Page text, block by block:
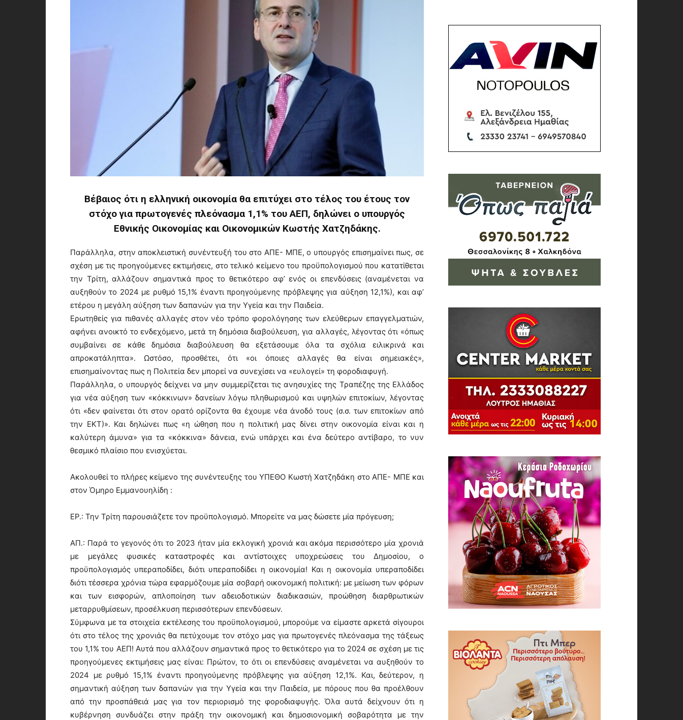
Βέβαιος ότι η ελληνική οικονομία θα επιτύχει στο τέλος του έτους τον
στόχο για πρωτογενές πλεόνασμα 1,1% του ΑΕΠ, δηλώνει ο υπουργός
Εθνικής Οικονομίας και Οικονομικών Κωστής Χατζηδάκης.
Παράλληλα, στην αποκλειστική συνέντευξή του στο ΑΠΕ- ΜΠΕ, ο υπουργός επισημαίνει πως, σε
σχέση με τις προηγούμενες εκτιμήσεις, στο τελικό κείμενο του προϋπολογισμού που κατατίθεται
την Τρίτη, αλλάζουν σημαντικά προς το θετικότερο αφ’ ενός οι επενδύσεις (αναμένεται να
αυξηθούν το 2024 με ρυθμό 15,1% έναντι προηγούμενης πρόβλεψης για αύξηση 12,1%), και αφ’
ετέρου η μεγάλη αύξηση των δαπανών για την Υγεία και την Παιδεία.
Ερωτηθείς για πιθανές αλλαγές στον νέο τρόπο φορολόγησης των ελεύθερων επαγγελματιών,
αφήνει ανοικτό το ενδεχόμενο, μετά τη δημόσια διαβούλευση, για αλλαγές, λέγοντας ότι «όπως
συμβαίνει σε κάθε δημόσια διαβούλευση θα εξετάσουμε όλα τα σχόλια ειλικρινά και
απροκατάληπτα». Ωστόσο, προσθέτει, ότι «οι όποιες αλλαγές θα είναι σημειακές»,
επισημαίνοντας πως η Πολιτεία δεν μπορεί να συνεχίσει να «ευλογεί» τη φοροδιαφυγή.
Παράλληλα, ο υπουργός δείχνει να μην συμμερίζεται τις ανησυχίες της Τραπέζης της Ελλάδος
για νέα αύξηση των «κόκκινων» δανείων λόγω πληθωρισμού και υψηλών επιτοκίων, λέγοντας
ότι «δεν φαίνεται ότι στον ορατό ορίζοντα θα έχουμε νέα άνοδό τους (σ.σ. των επιτοκίων από
την ΕΚΤ)». Και δηλώνει πως «η ώθηση που η πολιτική μας δίνει στην οικονομία είναι και η
καλύτερη άμυνα» για τα «κόκκινα» δάνεια, ενώ υπάρχει και ένα δεύτερο αντίβαρο, το νυν
θεσμικό πλαίσιο που ενισχύεται.
Ακολουθεί το πλήρες κείμενο της συνέντευξης του ΥΠΕΘΟ Κωστή Χατζηδάκη στο ΑΠΕ- ΜΠΕ και
στον Όμηρο Εμμανουηλίδη :
ΕΡ.: Την Τρίτη παρουσιάζετε τον προϋπολογισμό. Μπορείτε να μας δώσετε μία πρόγευση;
ΑΠ.: Παρά το γεγονός ότι το 2023 ήταν μία εκλογική χρονιά και ακόμα περισσότερο μία χρονιά
με μεγάλες φυσικές καταστροφές και αντίστοιχες υποχρεώσεις του Δημοσίου, ο
προϋπολογισμός υπεραποδίδει, διότι υπεραποδίδει η οικονομία! Και η οικονομία υπεραποδίδει
διότι τέσσερα χρόνια τώρα εφαρμόζουμε μία σοβαρή οικονομική πολιτική: με μείωση των φόρων
και των εισφορών, απλοποίηση των αδειοδοτικών διαδικασιών, προώθηση διαρθρωτικών
μεταρρυθμίσεων, προσέλκυση περισσότερων επενδύσεων.
Σύμφωνα με τα στοιχεία εκτέλεσης του προϋπολογισμού, μπορούμε να είμαστε αρκετά σίγουροι
ότι στο τέλος της χρονιάς θα πετύχουμε τον στόχο μας για πρωτογενές πλεόνασμα της τάξεως
του 1,1% του ΑΕΠ! Αυτά που αλλάζουν σημαντικά προς το θετικότερο για το 2024 σε σχέση με τις
προηγούμενες εκτιμήσεις μας είναι: Πρώτον, το ότι οι επενδύσεις αναμένεται να αυξηθούν το
2024 με ρυθμό 15,1% έναντι προηγούμενης πρόβλεψης για αύξηση 12,1%. Και, δεύτερον, η
σημαντική αύξηση των δαπανών για την Υγεία και την Παιδεία, με πόρους που θα προέλθουν
από την προσπάθειά μας για τον περιορισμό της φοροδιαφυγής. Όλα αυτά δείχνουν ότι η
κυβέρνηση συνδυάζει στην πράξη την οικονομική και δημοσιονομική σοβαρότητα με την